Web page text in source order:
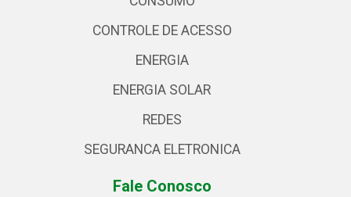
CONTROLE DE ACESSO
ENERGIA
ENERGIA SOLAR
REDES
SEGURANCA ELETRONICA
Fale Conosco